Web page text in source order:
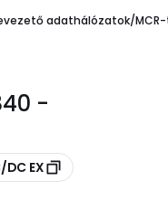
adathálózatok/MCR-
-
EX